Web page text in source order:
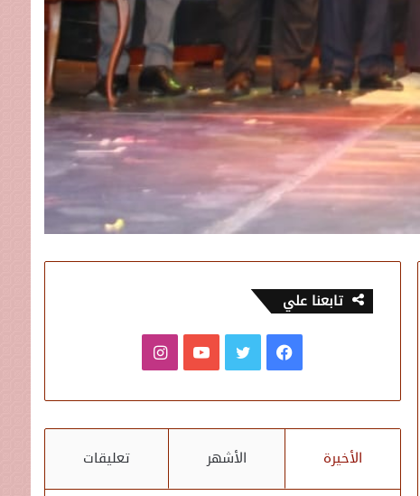
تابعنا علي
فيسبوكتويتر يوتيوبانستقرام
الأخيرة الأشهر تعليقات